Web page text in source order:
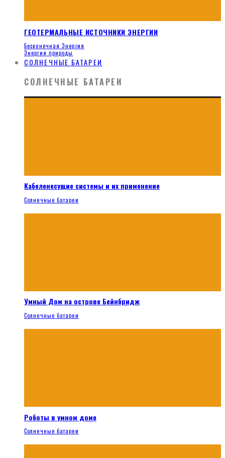
ГЕОТЕРМАЛЬНЫЕ ИСТОЧНИКИ ЭНЕРГИИ
Бесконечная Энергия
Энергия природы
СОЛНЕЧНЫЕ БАТАРЕИ
СОЛНЕЧНЫЕ БАТАРЕИ
Кабеленесущие системы и их применение
Солнечные батареи
Умный Дом на острове Бейнбридж
Солнечные батареи
Роботы в умном доме
Солнечные батареи